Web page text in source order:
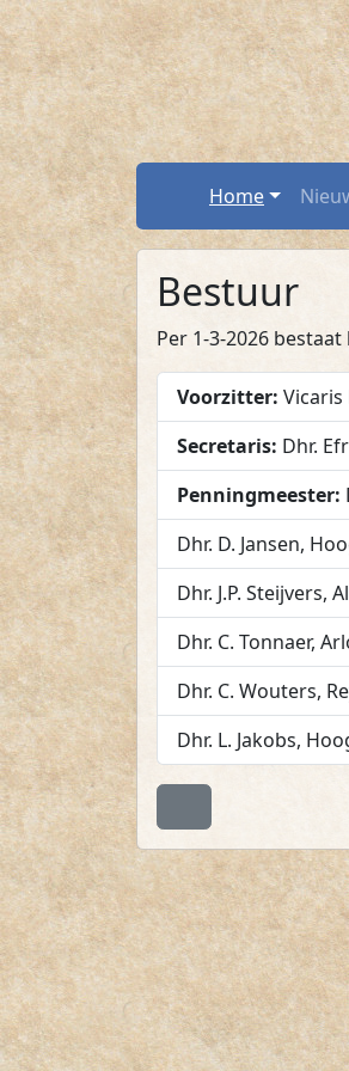
Spring naar hoofdtekst
Bestuur
Home
Home
Bestuur
Per 1-3-2026
Voorzitter: Vicaris
Secretaris: Dhr.
Penningmeester:
Dhr. D. Jansen,
Dhr. J.P. Steijvers,
Dhr. C. Tonnaer,
Dhr. C. Wouters,
Dhr. L. Jakobs,